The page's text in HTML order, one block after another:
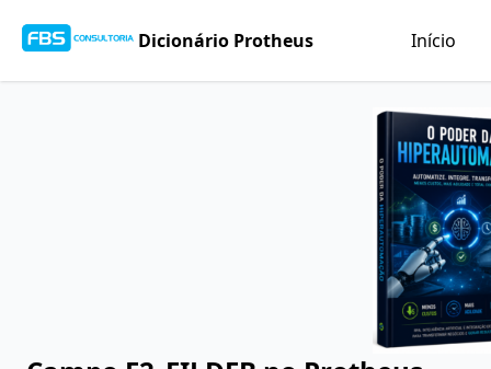
Dicionário Protheus Início